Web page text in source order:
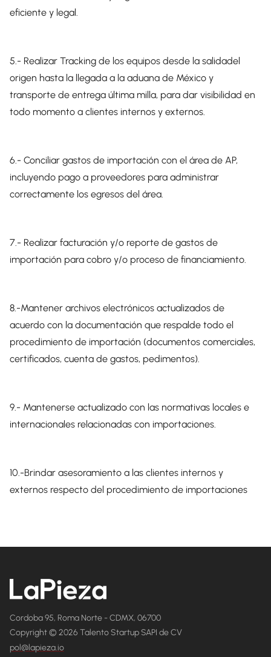
eficiente y legal.
5.- Realizar Tracking de los equipos desde la salidadel
origen hasta la llegada a la aduana de México y
transporte de entrega última milla, para dar visibilidad en
todo momento a clientes internos y externos.
6.- Conciliar gastos de importación con el área de AP,
incluyendo pago a proveedores para administrar
correctamente los egresos del área.
7.- Realizar facturación y/o reporte de gastos de
importación para cobro y/o proceso de financiamiento.
8.-Mantener archivos electrónicos actualizados de
acuerdo con la documentación que respalde todo el
procedimiento de importación (documentos comerciales,
certificados, cuenta de gastos, pedimentos).
9.- Mantenerse actualizado con las normativas locales e
internacionales relacionadas con importaciones.
10.-Brindar asesoramiento a las clientes internos y
externos respecto del procedimiento de importaciones
Cordoba 95, Roma Norte - CDMX, 06700
Copyright © 2026 Talento Startup SAPI de CV
pol@lapieza.io